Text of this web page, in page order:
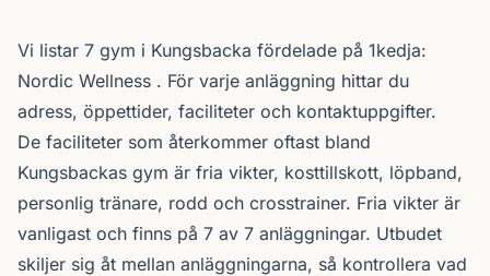
Om gymutbudet i Kungsbacka
Vi listar 7 gym i Kungsbacka fördelade på 1kedja:
Nordic Wellness . För varje anläggning hittar du
adress, öppettider, faciliteter och kontaktuppgifter.
De faciliteter som återkommer oftast bland
Kungsbackas gym är fria vikter, kosttillskott, löpband,
personlig tränare, rodd och crosstrainer. Fria vikter är
vanligast och finns på 7 av 7 anläggningar. Utbudet
skiljer sig åt mellan anläggningarna, så kontrollera vad